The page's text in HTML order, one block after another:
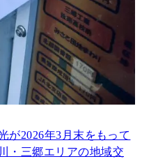
が2026年3月末をもって
・三郷エリアの地域交